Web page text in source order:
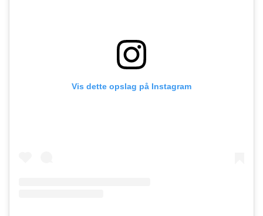
Vis dette opslag på Instagram